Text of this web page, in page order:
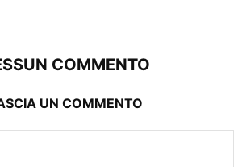
COMMENTO
UN COMMENTO